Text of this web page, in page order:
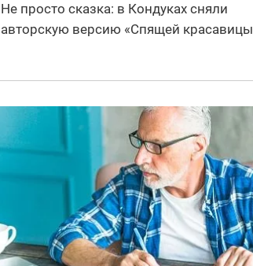
Не просто сказка: в Кондуках сняли
авторскую версию «Спящей